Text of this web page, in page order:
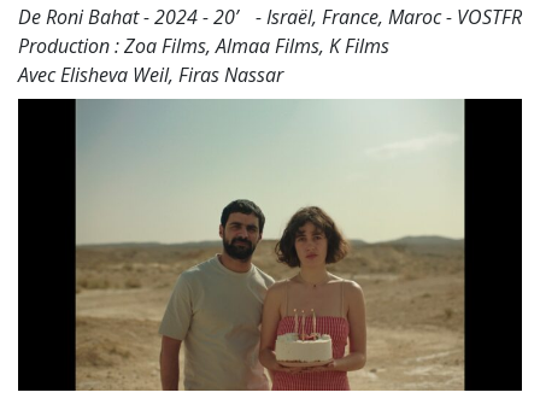
De Roni Bahat - 2024 - 20’ - Israël, France, Maroc - VOSTFR
Production : Zoa Films, Almaa Films, K Films
Avec Elisheva Weil, Firas Nassar